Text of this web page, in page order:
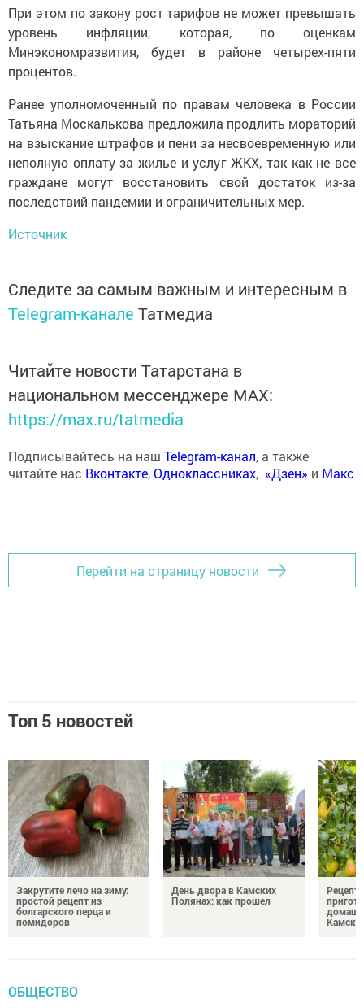
При этом по закону рост тарифов не может превышать
уровень инфляции, которая, по оценкам
Минэкономразвития, будет в районе четырех-пяти
процентов.
Ранее уполномоченный по правам человека в России
Татьяна Москалькова предложила продлить мораторий
на взыскание штрафов и пени за несвоевременную или
неполную оплату за жилье и услуг ЖКХ, так как не все
граждане могут восстановить свой достаток из-за
последствий пандемии и ограничительных мер.
Источник
Следите за самым важным и интересным в
Telegram-канале Татмедиа
Читайте новости Татарстана в
национальном мессенджере MАХ:
https://max.ru/tatmedia
Подписывайтесь на наш Telegram-канал, а также
читайте нас Вконтакте,Одноклассниках, «Дзен» и Макс
Перейти на страницу новости
Топ 5 новостей
Закрутите лечо на зиму:
простой рецепт из
болгарского перца и
помидоров
День двора в Камских
Полянах: как прошел
ОБЩЕСТВО